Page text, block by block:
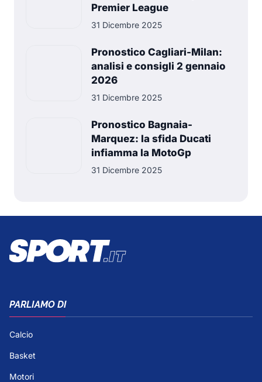
Premier League
31 Dicembre 2025
Pronostico Cagliari-Milan:
analisi e consigli 2 gennaio
2026
31 Dicembre 2025
Pronostico Bagnaia-
Marquez: la sfida Ducati
infiamma la MotoGp
31 Dicembre 2025
PARLIAMO DI
Calcio
Basket
Motori